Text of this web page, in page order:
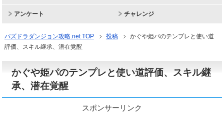
アンケート チャレンジ
パズドラダンジョン攻略.net TOP 投稿
かぐや姫パのテンプレと使い道
評価、スキル継承、潜在覚醒
かぐや姫パのテンプレと使い道評価、スキル継
承、潜在覚醒
スポンサーリンク